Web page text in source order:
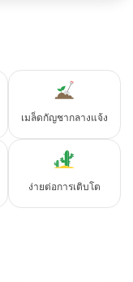
เมล็ดกัญชากลางแจ้ง
ง่ายต่อการเติบโต